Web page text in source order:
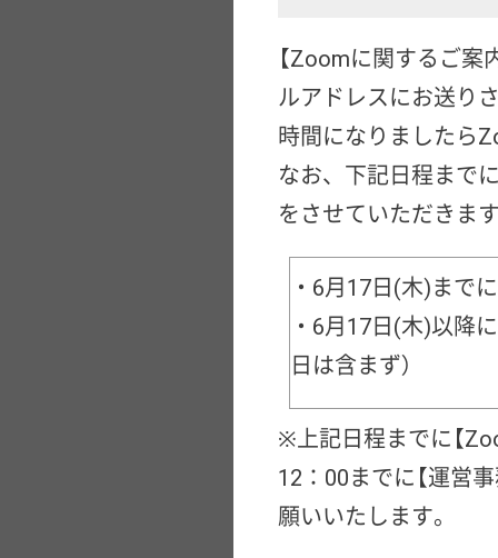
【Zoomに関するご
ルアドレスにお送り
時間になりましたら
なお、下記日程まで
をさせていただきま
・6月17日(木)まで
・6月17日(木)以降
日は含まず）
※上記日程までに【
12：00までに【運営事
願いいたします。